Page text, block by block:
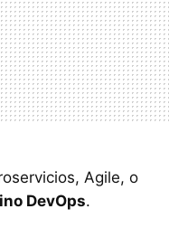
Agile, o
DevOps.